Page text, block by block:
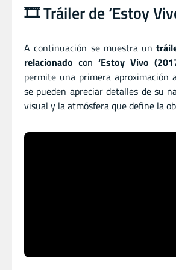
🎞️ Tráiler de ‘Estoy
A continuación se muestra un
relacionado con ‘Estoy Vivo
permite una primera aproximación
se pueden apreciar detalles de su
visual y la atmósfera que define la